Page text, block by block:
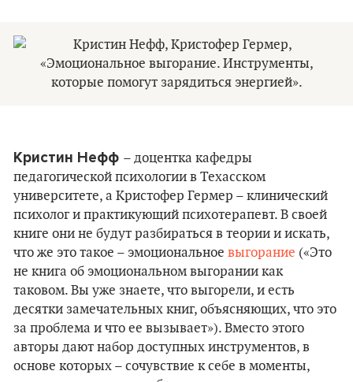
Кристин Нефф – доцентка кафедры
педагогической психологии в Техасском
университете, а Кристофер Гермер – клинический
психолог и практикующий психотерапевт. В своей
книге они не будут разбираться в теории и искать,
что же это такое – эмоциональное выгорание («Это
не книга об эмоциональном выгорании как
таковом. Вы уже знаете, что выгорели, и есть
десятки замечательных книг, объясняющих, что это
за проблема и что ее вызывает»). Вместо этого
авторы дают набор доступных инструментов, в
основе которых – сочувствие к себе в моменты,